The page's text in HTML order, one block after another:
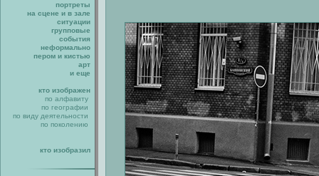
портреты
на сцене и в зале
ситуации
групповые
события
неформально
пером и кистью
арт
и еще
кто изображен
по алфавиту
по географии
по виду деятельности
по поколению
кто изобразил